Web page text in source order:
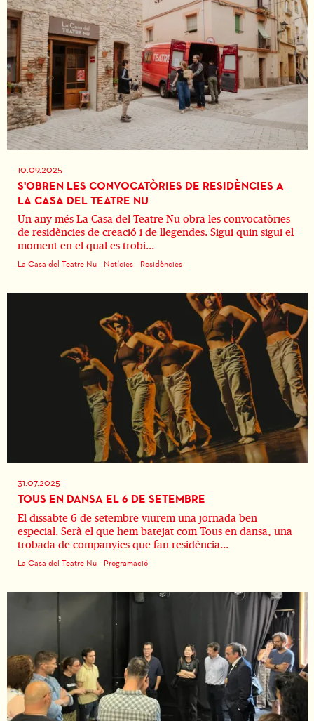
10.09.2025
S'OBREN LES CONVOCATÒRIES DE RESIDÈNCIES A
LA CASA DEL TEATRE NU
Un any més La Casa del Teatre Nu obra les convocatòries
de residències de creació i de llegendes. Sigui quin sigui el
moment en el qual es trobi...
La Casa del Teatre Nu Notícies Residències
31.07.2025
TOUS EN DANSA EL 6 DE SETEMBRE
El dissabte 6 de setembre viurem una jornada ben
especial. Serà el que hem batejat com Tous en dansa, una
trobada de companyies que fan residència...
La Casa del Teatre Nu Programació